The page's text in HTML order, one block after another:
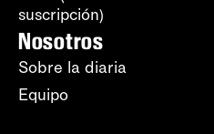
suscripción)
Nosotros
Sobre la diaria
Equipo